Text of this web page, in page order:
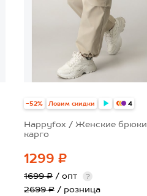
-52% Ловим скидки 4
Happyfox / Женские брюки
карго
1299 ₽
1699 ₽ / опт ?
2699 ₽ / розница